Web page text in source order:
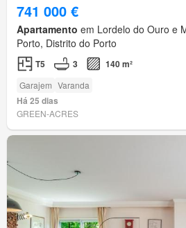
741 000 €
Apartamento em Lordelo do Ouro e
Porto, Distrito do Porto
T5 3 140 m²
Garajem Varanda
Há 25 dias
GREEN-ACRES